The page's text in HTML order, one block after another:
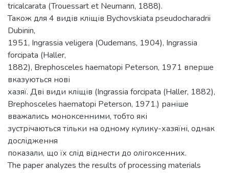
tricalcarata (Trouessart et Neumann, 1888).
Також для 4 видів кліщів Bychovskiata pseudocharadrii
Dubinin,
1951, Ingrassia veligera (Oudemans, 1904), Ingrassia
forcipata (Haller,
1882), Brephosceles haematopi Peterson, 1971 вперше
вказуються нові
хазяї. Дві види кліщів (Ingrassia forcipata (Haller, 1882),
Brephosceles haematopi Peterson, 1971.) раніше
вважались моноксенними, тобто які
зустрічаються тільки на одному кулику-хазяїні, однак
дослідження
показали, що їх слід віднести до олігоксенних.
The paper analyzes the results of processing materials